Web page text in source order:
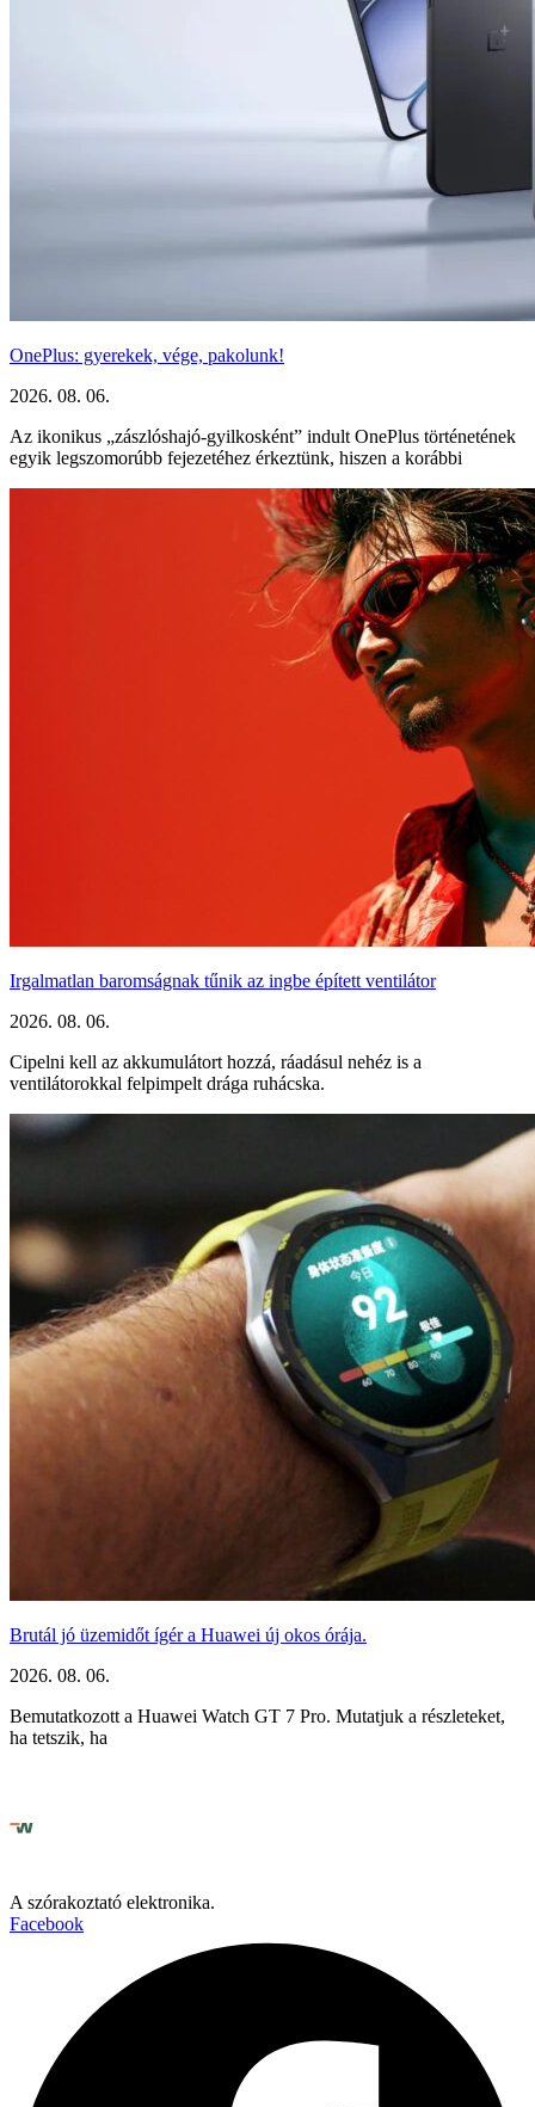
OnePlus: gyerekek, vége, pakolunk!
2026. 08. 06.
Az ikonikus „zászlóshajó-gyilkosként” indult OnePlus történetének
egyik legszomorúbb fejezetéhez érkeztünk, hiszen a korábbi
Irgalmatlan baromságnak tűnik az ingbe épített ventilátor
2026. 08. 06.
Cipelni kell az akkumulátort hozzá, ráadásul nehéz is a
ventilátorokkal felpimpelt drága ruhácska.
Brutál jó üzemidőt ígér a Huawei új okos órája.
2026. 08. 06.
Bemutatkozott a Huawei Watch GT 7 Pro. Mutatjuk a részleteket,
ha tetszik, ha
A szórakoztató elektronika.
Facebook